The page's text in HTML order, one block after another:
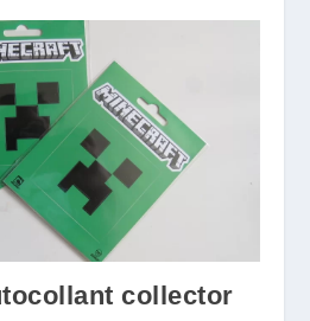
collector